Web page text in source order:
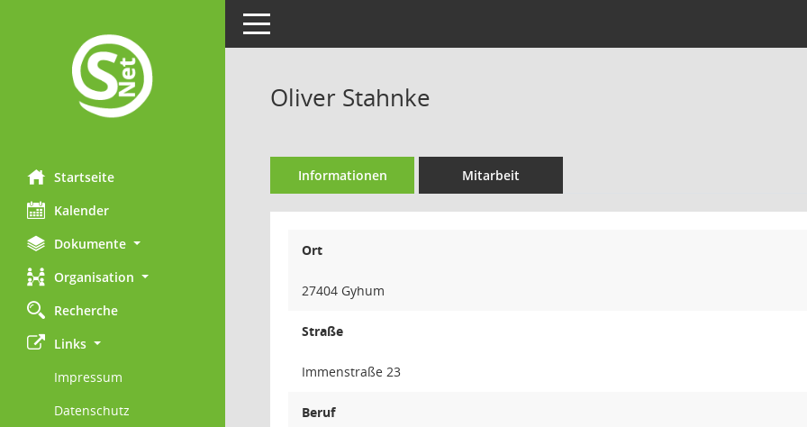
Startseite
Kalender
Dokumente
Organisation
Recherche
Links
Impressum
Datenschutz
Toggle navigation
Oliver Stahnke
Informationen Mitarbeit
Ort
27404 Gyhum
Straße
Immenstraße 23
Beruf